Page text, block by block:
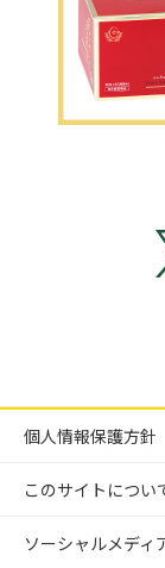
個人情報保護方針
このサイトについ
ソーシャルメディ